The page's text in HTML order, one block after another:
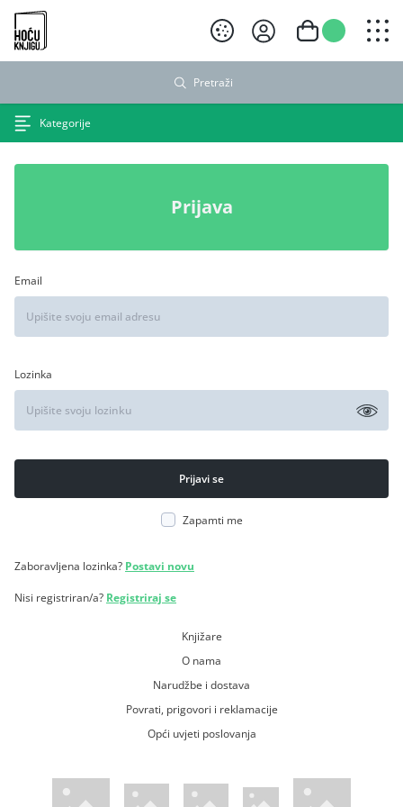
Hoću knjigu crni logo
Pretraži
Kategorije
Prijava
Email
Lozinka
Zapamti me
Zaboravljena lozinka? Postavi novu
Nisi registriran/a? Registriraj se
Knjižare
O nama
Narudžbe i dostava
Povrati, prigovori i reklamacije
Opći uvjeti poslovanja
WsPay web stranicaMaestro web stranicaMastercard web stranicaAmerican Express web stranica
Visa web stranica